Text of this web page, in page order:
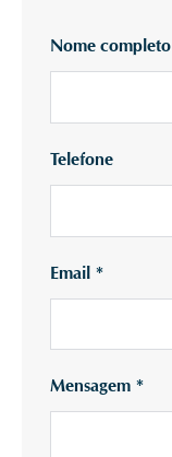
Nome completo
Telefone
Email *
Mensagem *